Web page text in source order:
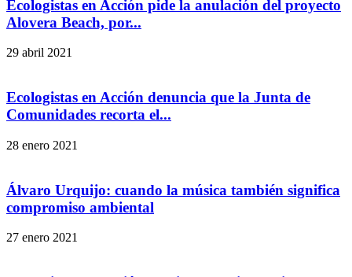
Ecologistas en Acción pide la anulación del proyecto
Alovera Beach, por...
29 abril 2021
Ecologistas en Acción denuncia que la Junta de
Comunidades recorta el...
28 enero 2021
Álvaro Urquijo: cuando la música también significa
compromiso ambiental
27 enero 2021